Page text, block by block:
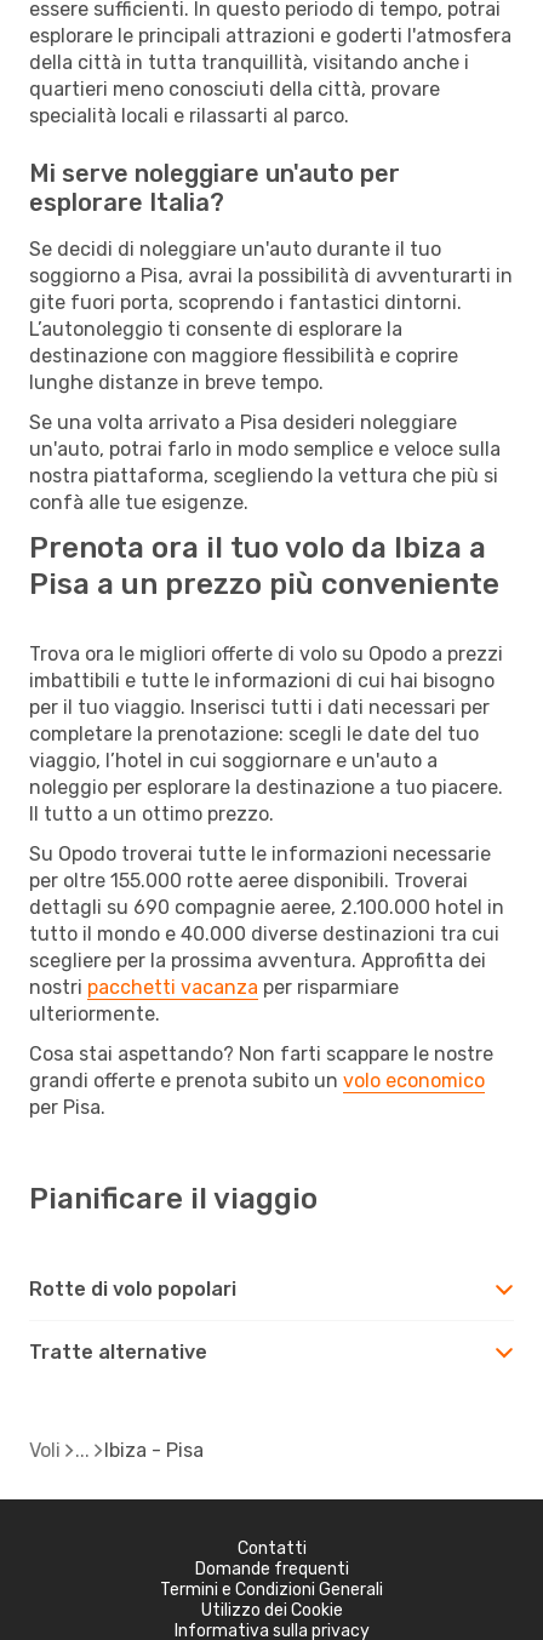
essere sufficienti. In questo periodo di tempo, potrai
esplorare le principali attrazioni e goderti l'atmosfera
della città in tutta tranquillità, visitando anche i
quartieri meno conosciuti della città, provare
specialità locali e rilassarti al parco.
Mi serve noleggiare un'auto per
esplorare Italia?
Se decidi di noleggiare un'auto durante il tuo
soggiorno a Pisa, avrai la possibilità di avventurarti in
gite fuori porta, scoprendo i fantastici dintorni.
L’autonoleggio ti consente di esplorare la
destinazione con maggiore flessibilità e coprire
lunghe distanze in breve tempo.
Se una volta arrivato a Pisa desideri noleggiare
un'auto, potrai farlo in modo semplice e veloce sulla
nostra piattaforma, scegliendo la vettura che più si
confà alle tue esigenze.
Prenota ora il tuo volo da Ibiza a
Pisa a un prezzo più conveniente
Trova ora le migliori offerte di volo su Opodo a prezzi
imbattibili e tutte le informazioni di cui hai bisogno
per il tuo viaggio. Inserisci tutti i dati necessari per
completare la prenotazione: scegli le date del tuo
viaggio, l’hotel in cui soggiornare e un'auto a
noleggio per esplorare la destinazione a tuo piacere.
Il tutto a un ottimo prezzo.
Su Opodo troverai tutte le informazioni necessarie
per oltre 155.000 rotte aeree disponibili. Troverai
dettagli su 690 compagnie aeree, 2.100.000 hotel in
tutto il mondo e 40.000 diverse destinazioni tra cui
scegliere per la prossima avventura. Approfitta dei
nostri pacchetti vacanza per risparmiare
ulteriormente.
Cosa stai aspettando? Non farti scappare le nostre
grandi offerte e prenota subito un volo economico
per Pisa.
Pianificare il viaggio
Rotte di volo popolari
Tratte alternative
Voli Ibiza - Pisa
Contatti
Domande frequenti
Termini e Condizioni Generali
Utilizzo dei Cookie
Informativa sulla privacy